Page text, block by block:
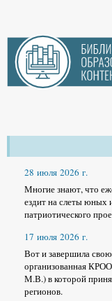
28 июля 2026 г.
Многие знают, что
ездит на слеты юных
патриотического
17 июля 2026 г.
Вот и завершила
организованная
М.В.) в которой
регионов.